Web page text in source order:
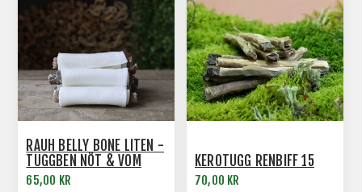
RAUH BELLY BONE LITEN -
TUGGBEN NÖT & VOM
65,00 KR
KEROTUGG RENBIFF 15
70,00 KR